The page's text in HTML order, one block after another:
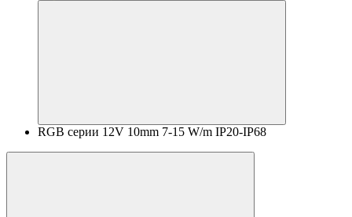
RGB серии 12V 10mm 7-15 W/m IP20-IP68